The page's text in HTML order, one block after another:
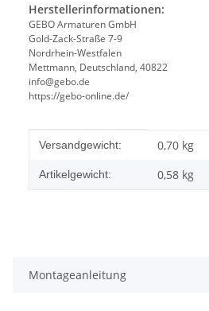
Herstellerinformationen:
GEBO Armaturen GmbH
Gold-Zack-Straße 7-9
Nordrhein-Westfalen
Mettmann, Deutschland, 40822
info@gebo.de
https://gebo-online.de/
Produkteigenschaft
Wert
Versandgewicht: 0,70 kg
Artikelgewicht: 0,58 kg
Montageanleitung